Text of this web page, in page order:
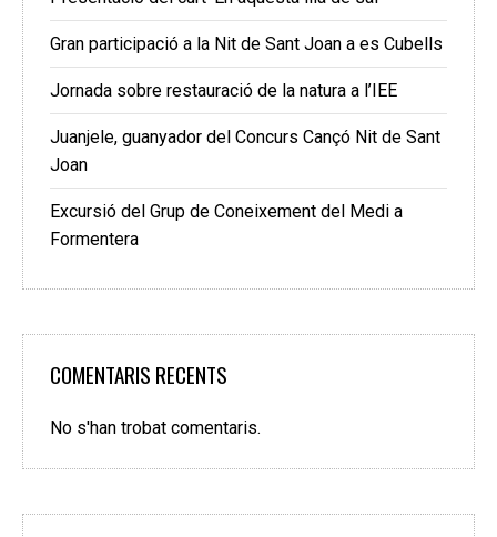
Gran participació a la Nit de Sant Joan a es Cubells
Jornada sobre restauració de la natura a l’IEE
Juanjele, guanyador del Concurs Cançó Nit de Sant
Joan
Excursió del Grup de Coneixement del Medi a
Formentera
COMENTARIS RECENTS
No s'han trobat comentaris.